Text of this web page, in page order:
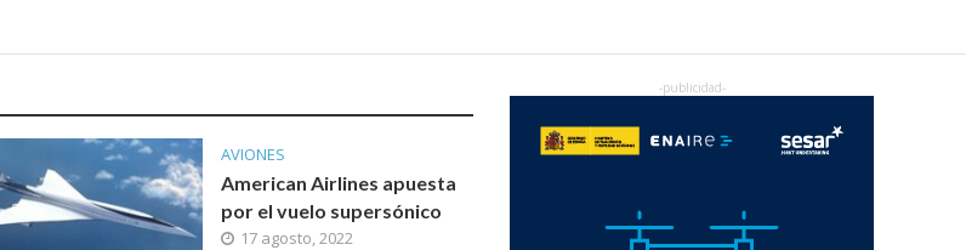
AVIONES
American Airlines apuesta
por el vuelo supersónico
17 agosto, 2022